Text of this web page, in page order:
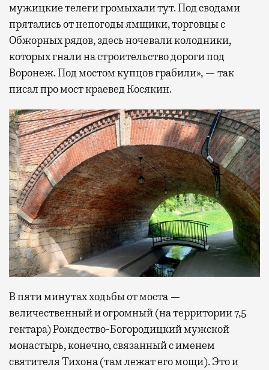
мужицкие телеги громыхали тут. Под сводами
прятались от непогоды ямщики, торговцы с
Обжорных рядов, здесь ночевали колодники,
которых гнали на строительство дороги под
Воронеж. Под мостом купцов грабили», — так
писал про мост краевед Косякин.
В пяти минутах ходьбы от моста —
величественный и огромный (на территории 7,5
гектара) Рождество-Богородицкий мужской
монастырь, конечно, связанный с именем
святителя Тихона (там лежат его мощи). Это и